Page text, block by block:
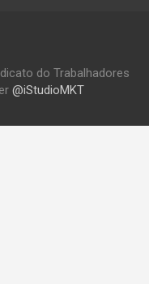
do Trabalhadores
@iStudioMKT